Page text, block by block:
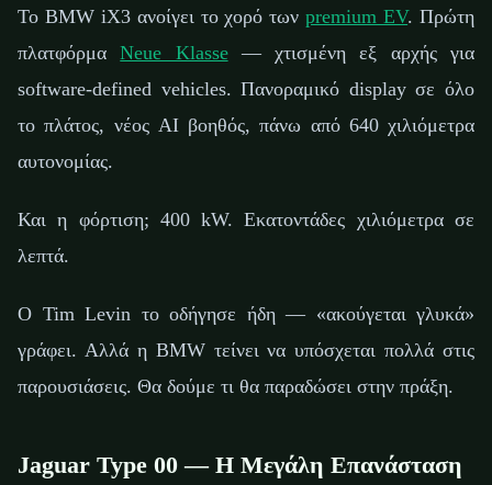
Το BMW iX3 ανοίγει το χορό τωνpremium EV. Πρώτη
πλατφόρμαNeue Klasse— χτισμένη εξ αρχής για
software-defined vehicles. Πανοραμικό display σε όλο
το πλάτος, νέος AI βοηθός, πάνω από 640 χιλιόμετρα
αυτονομίας.
Και η φόρτιση; 400 kW. Εκατοντάδες χιλιόμετρα σε
λεπτά.
Ο Tim Levin το οδήγησε ήδη — «ακούγεται γλυκά»
γράφει. Αλλά η BMW τείνει να υπόσχεται πολλά στις
παρουσιάσεις. Θα δούμε τι θα παραδώσει στην πράξη.
Jaguar Type 00 — Η Μεγάλη Επανάσταση